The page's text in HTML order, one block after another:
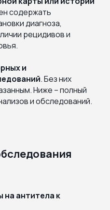
содержать
диагноза,
рецидивов и
и
. Без них
Ниже – полный
и обследований.
на антитела к